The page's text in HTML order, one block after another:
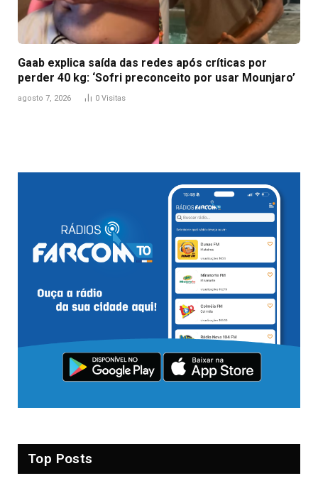
Gaab explica saída das redes após críticas por
perder 40 kg: ‘Sofri preconceito por usar Mounjaro’
agosto 7, 2026 0 Visitas
Top Posts